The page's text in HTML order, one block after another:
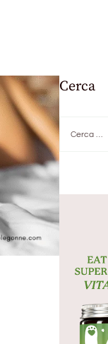
Cerca
per: